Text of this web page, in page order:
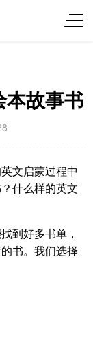
本故事书
文启蒙过程中
什么样的英文
到好多书单，
书。我们选择